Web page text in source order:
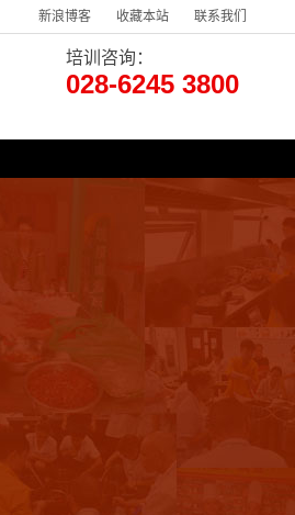
新浪博客 收藏本站 联系我们
培训咨询：
028-6245 3800